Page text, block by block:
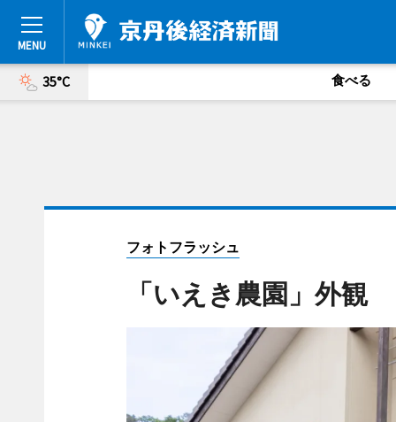
35°C 食べる
フォトフラッシュ
「いえき農園」外観